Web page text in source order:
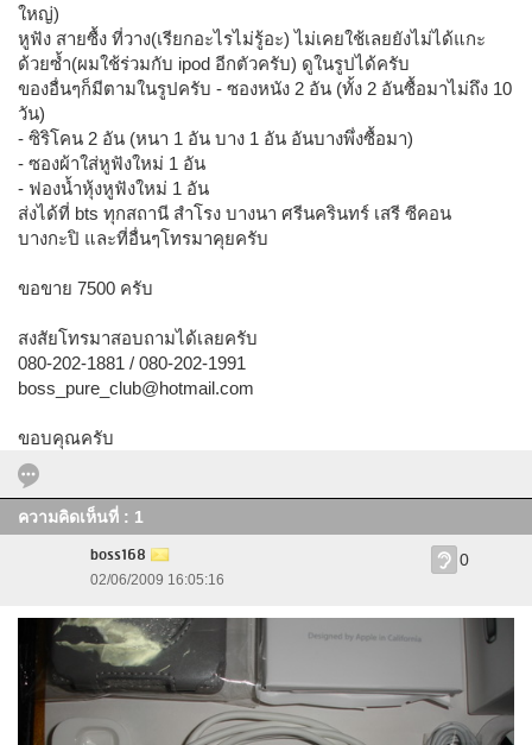
ใหญ่)
หูฟัง สายซื้ง ที่วาง(เรียกอะไรไม่รู้อะ) ไม่เคยใช้เลยยังไม่ได้แกะ
ด้วยซ้ำ(ผมใช้ร่วมกับ ipod อีกตัวครับ) ดูในรูปได้ครับ
ของอื่นๆก็มีตามในรูปครับ - ซองหนัง 2 อัน (ทั้ง 2 อันซื้อมาไม่ถึง 10
วัน)
- ซิริโคน 2 อัน (หนา 1 อัน บาง 1 อัน อันบางพึ่งซื้อมา)
- ซองผ้าใส่หูฟังใหม่ 1 อัน
- ฟองน้ำหุ้งหูฟังใหม่ 1 อัน
ส่งได้ที่ bts ทุกสถานี สำโรง บางนา ศรีนครินทร์ เสรี ซีคอน
บางกะปิ และที่อื่นๆโทรมาคุยครับ
ขอขาย 7500 ครับ
สงสัยโทรมาสอบถามได้เลยครับ
080-202-1881 / 080-202-1991
boss_pure_club@hotmail.com
ขอบคุณครับ
ความคิดเห็นที่ : 1
boss168
02/06/2009 16:05:16
0